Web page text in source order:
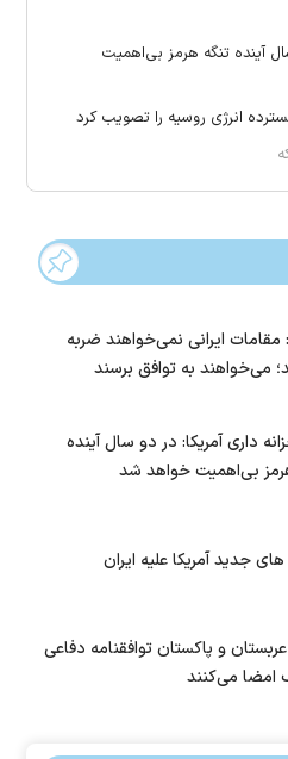
آینده تنگه هرمز بی‌اهمیت
انرژی روسیه را تصویب کرد
مقامات ایرانی نمی‌خواهند ضربه
می‌خواهند به توافق برسند
داری آمریکا: در دو سال آینده
بی‌اهمیت خواهد شد
جدید آمریکا علیه ایران
عربستان و پاکستان توافقنامه دفاعی
امضا می‌کنند